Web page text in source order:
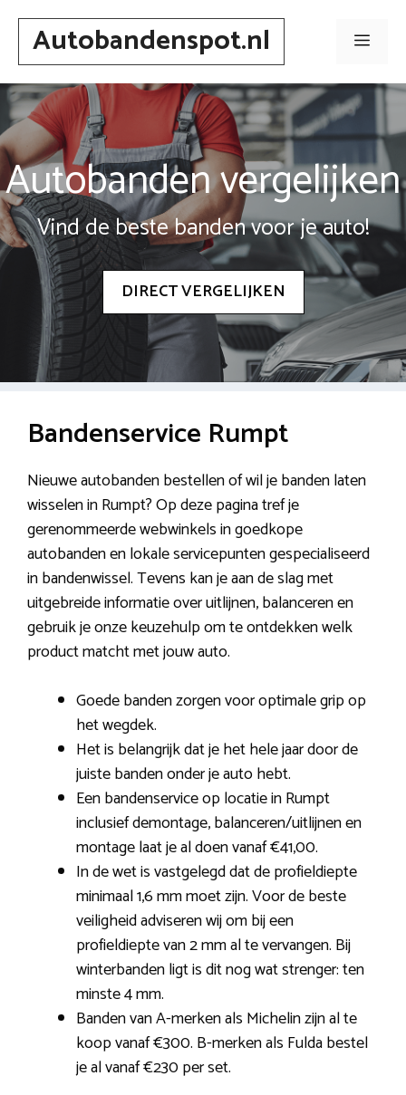
Spring
inhoudAutobandenspot.nl Menu
Autobanden vergelijken
Vind de beste banden voor je auto!
DIRECT VERGELIJKEN
Bandenservice Rumpt
Nieuwe autobanden bestellen of wil je banden laten
wisselen in Rumpt? Op deze pagina tref je
gerenommeerde webwinkels in goedkope
autobanden en lokale servicepunten gespecialiseerd
in bandenwissel. Tevens kan je aan de slag met
uitgebreide informatie over uitlijnen, balanceren en
gebruik je onze keuzehulp om te ontdekken welk
product matcht met jouw auto.
Goede banden zorgen voor optimale grip op
het wegdek.
Het is belangrijk dat je het hele jaar door de
juiste banden onder je auto hebt.
Een bandenservice op locatie in Rumpt
inclusief demontage, balanceren/uitlijnen en
montage laat je al doen vanaf €41,00.
In de wet is vastgelegd dat de profieldiepte
minimaal 1,6 mm moet zijn. Voor de beste
veiligheid adviseren wij om bij een
profieldiepte van 2 mm al te vervangen. Bij
winterbanden ligt is dit nog wat strenger: ten
minste 4 mm.
Banden van A-merken als Michelin zijn al te
koop vanaf €300. B-merken als Fulda bestel
je al vanaf €230 per set.